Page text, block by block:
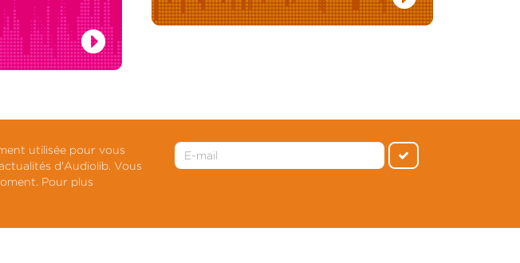
utilisée pour vous
d'Audiolib. Vous
Pour plus